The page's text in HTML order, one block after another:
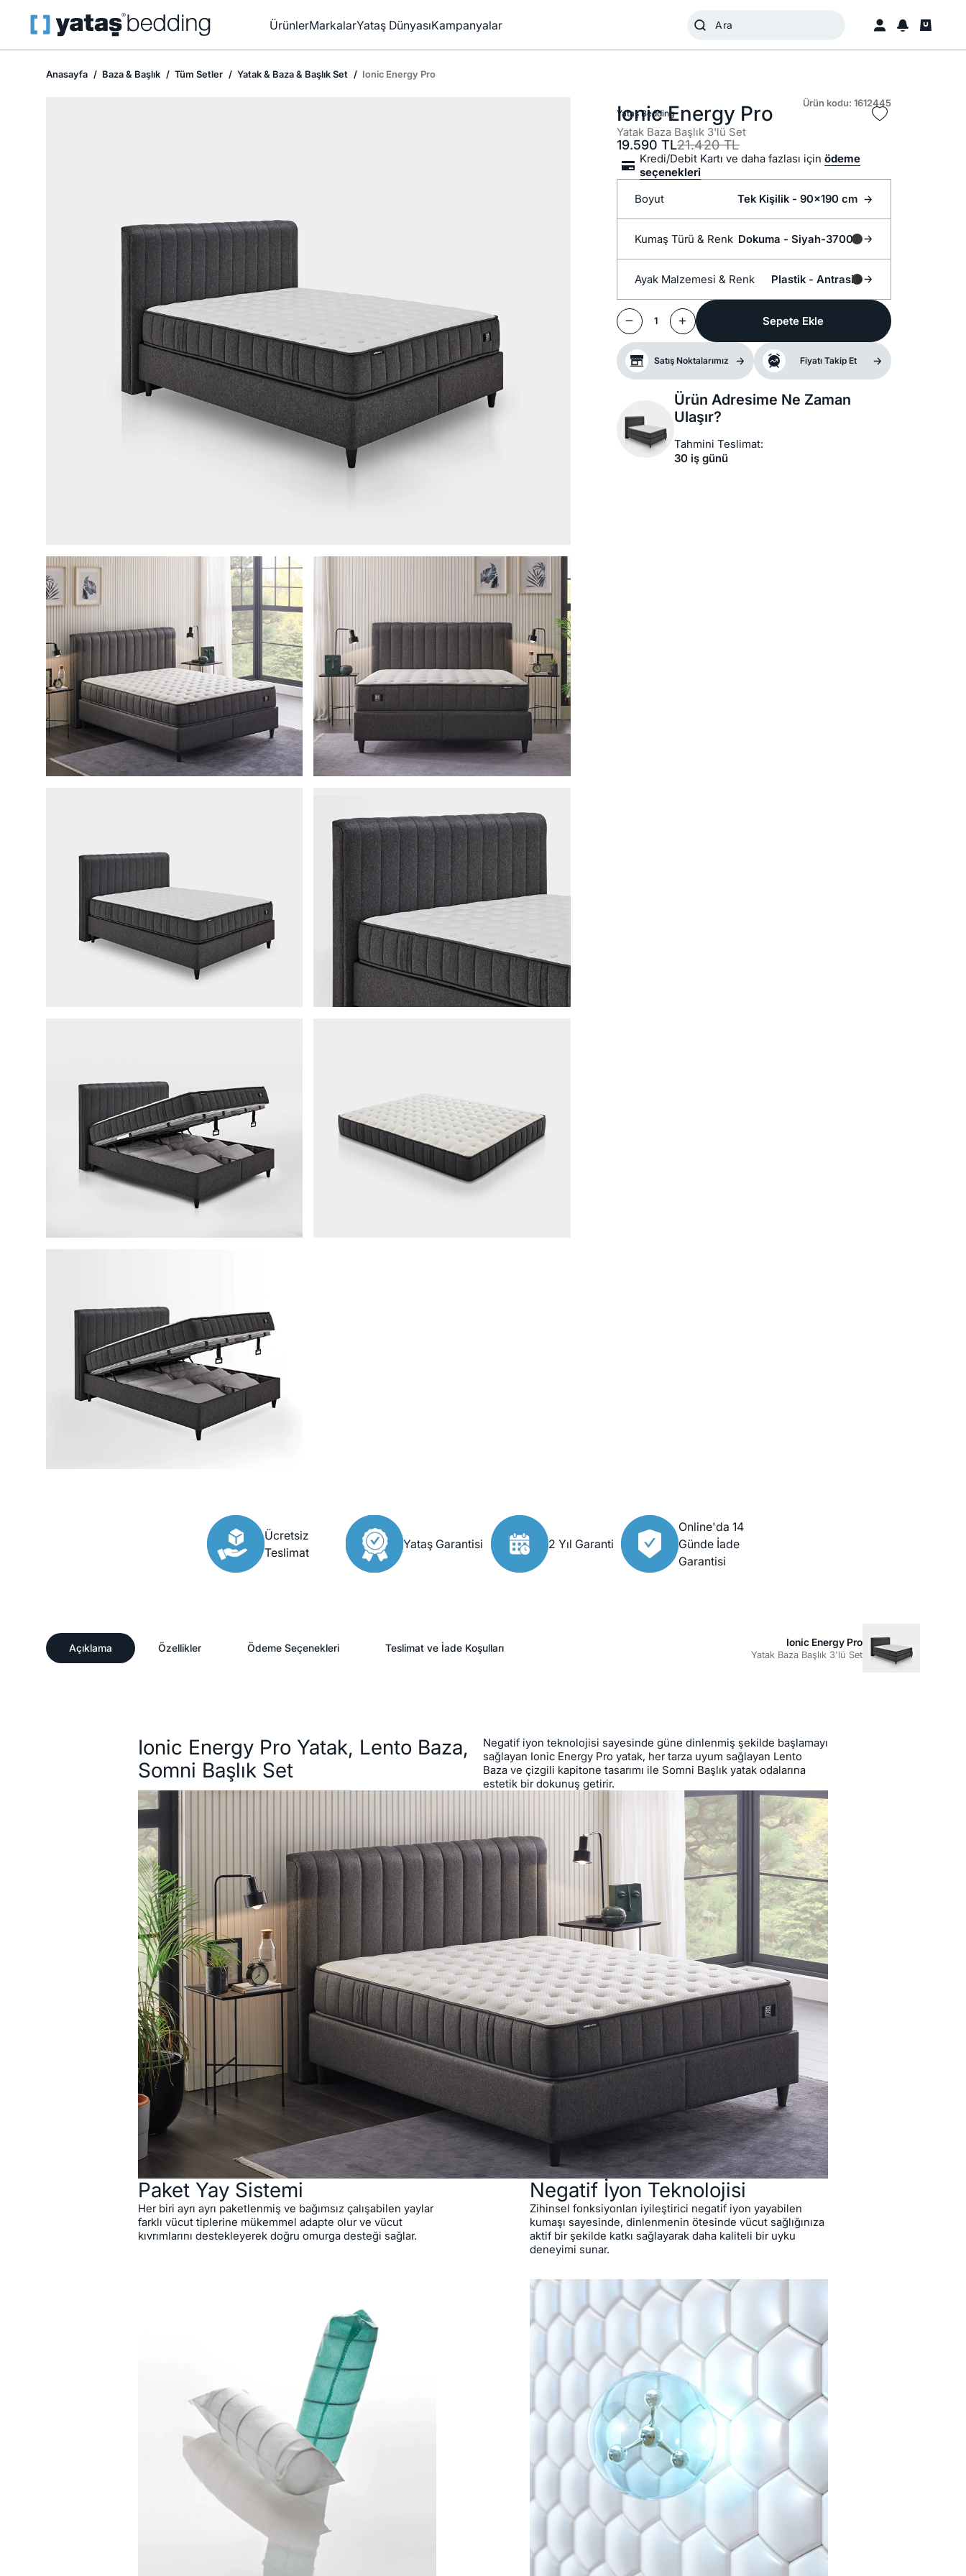
ÜrünlerMarkalarYataş DünyasıKampanyalar
Anasayfa Baza & Başlık Tüm Setler Yatak & Baza & Başlık Set Ionic Energy Pro
Ürün kodu: 1612445
Yataş Bedding
Ionic Energy Pro
Yatak Baza Başlık 3'lü Set
21.420 TL
19.590 TL
Kredi/Debit Kartı ve daha fazlası için ödeme
seçenekleri
Boyut
Tek Kişilik - 90x190 cm
Kumaş Türü & Renk Dokuma - Siyah-37001
Ayak Malzemesi & Renk Plastik - Antrasit
1 Sepete Ekle
Satış Noktalarımız Fiyatı Takip Et
Ürün Adresime Ne Zaman
Ulaşır?
Tahmini Teslimat:
30 iş günü
Ücretsiz
Teslimat
Yataş Garantisi 2 Yıl Garanti
Online'da 14
Günde İade
Garantisi
Açıklama Özellikler Ödeme Seçenekleri Teslimat ve İade Koşulları Ionic Energy Pro
Yatak Baza Başlık 3'lü Set
Ionic Energy Pro Yatak, Lento Baza,
Somni Başlık Set
Negatif iyon teknolojisi sayesinde güne dinlenmiş şekilde başlamayı
sağlayan Ionic Energy Pro yatak, her tarza uyum sağlayan Lento
Baza ve çizgili kapitone tasarımı ile Somni Başlık yatak odalarına
estetik bir dokunuş getirir.
Zihinsel fonksiyonları iyileştirici negatif
iyon yayabilen kumaşı sayesinde,
dinlenmenin ötesinde vücut sağlığınıza
aktif bir şekilde katkı sağlarken, paket yay
teknolojisi ile farklı vücut tiplerine
mükemmel uyum sağlar.
Lento Baza, çökmeye karşı dayanıklı çelik
konstrüksiyonu sayesinde uzun süreli ve güvenli
kullanım imkanı sunuyor. Yüksek ayak yapısı sayesinde
bazanızın yerini değiştirmeye gerek duymadan temizlik
kolaylığı sağlarken, robot süpürge ile temizliğe de imkan
sunar. Somni Başlık, çizgili kapitone tasarımıyla modern
tarzı yatak odalarına taşır.
Negatif İyon Teknolojisi
Paket Yay Sistemi
Woolmark Yün
Geniş ve Kullanışlı İç Hacim
Robot Süpürgelere Uyumlu
Çökmeye Karşı Dayanıklı Çelik Konstrüksiyon
Paket Yay Sistemi
Her biri ayrı ayrı paketlenmiş ve bağımsız çalışabilen yaylar
farklı vücut tiplerine mükemmel adapte olur ve vücut
kıvrımlarını destekleyerek doğru omurga desteği sağlar.
Negatif İyon Teknolojisi
Zihinsel fonksiyonları iyileştirici negatif iyon yayabilen
kumaşı sayesinde, dinlenmenin ötesinde vücut sağlığınıza
aktif bir şekilde katkı sağlayarak daha kaliteli bir uyku
deneyimi sunar.